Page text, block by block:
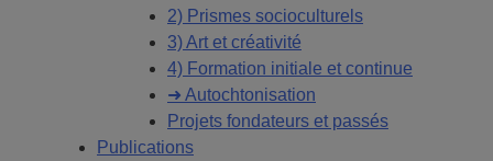
2) Prismes socioculturels
3) Art et créativité
4) Formation initiale et continue
➜ Autochtonisation
Projets fondateurs et passés
Publications